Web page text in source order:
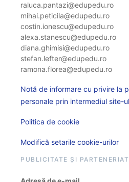
raluca.pantazi@edupedu.ro
mihai.peticila@edupedu.ro
costin.ionescu@edupedu.ro
alexa.stanescu@edupedu.ro
diana.ghimisi@edupedu.ro
stefan.lefter@edupedu.ro
ramona.florea@edupedu.ro
Notă de informare cu privire la
personale prin intermediul site-
Politica de cookie
Modifică setarile cookie-urilor
PUBLICITATE ȘI